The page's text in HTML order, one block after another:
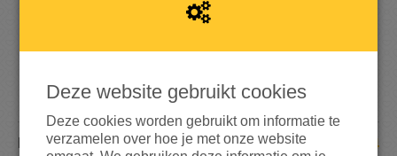
14
DONATIES
Deze website gebruikt cookies
Deze cookies worden gebruikt om informatie te
verzamelen over hoe je met onze website